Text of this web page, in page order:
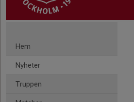
Hem
Nyheter
Truppen